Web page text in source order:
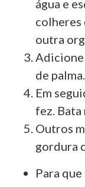
água e
colheres
outra
Adicione
de palma.
Em
fez.
Outros
gordura
Para